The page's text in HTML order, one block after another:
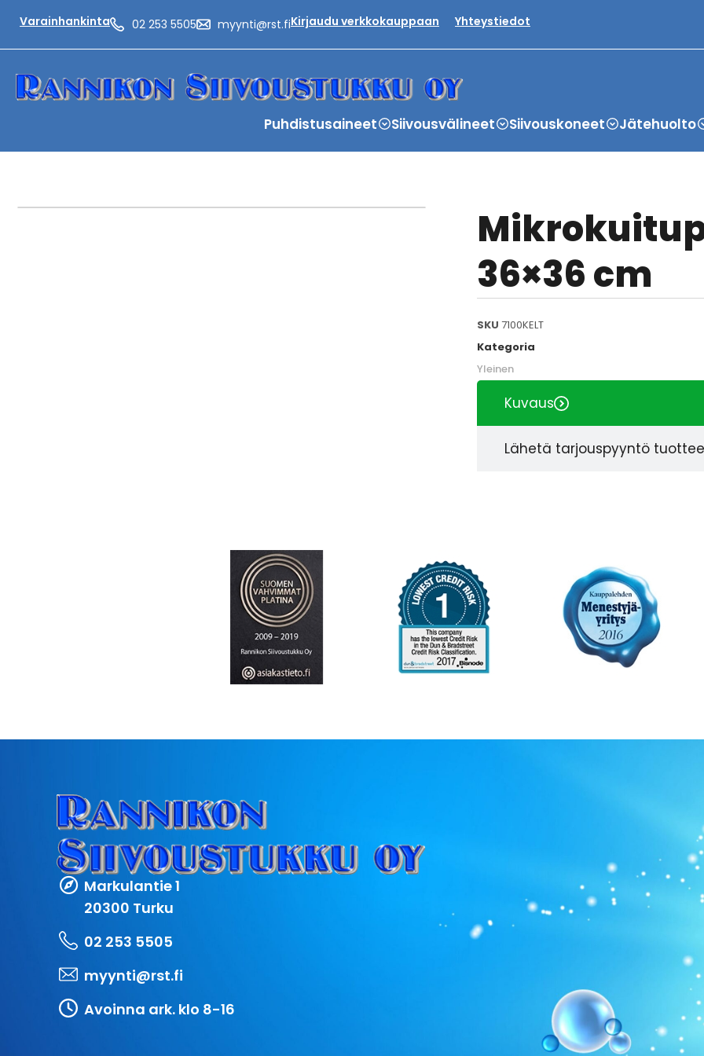
Varainhankinta 02 253 5505 myynti@rst.fiKirjaudu verkkokauppaan Yhteystiedot
Puhdistusaineet Siivousvälineet Siivouskoneet Jätehuolto
36×36 cm
SKU 7100KELT
Kategoria
Yleinen
Kuvaus
Lähetä tarjouspyyntö
Markulantie 1
20300 Turku
02 253 5505
myynti@rst.fi
Avoinna ark. klo 8-16